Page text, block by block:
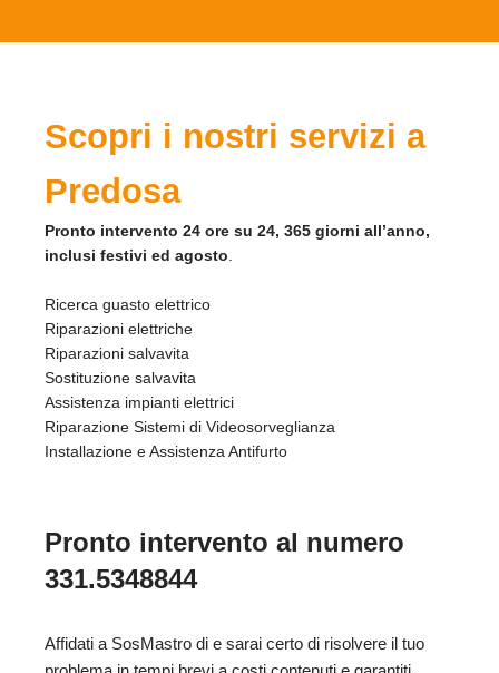
Scopri i nostri servizi a
Predosa
Pronto intervento 24 ore su 24, 365 giorni all’anno,
inclusi festivi ed agosto
Ricerca guasto elettrico
Riparazioni elettriche
Riparazioni salvavita
Sostituzione salvavita
Assistenza impianti elettrici
Riparazione Sistemi di Videosorveglianza
Installazione e Assistenza Antifurto
Pronto intervento al numero
331.5348844
Affidati a SosMastro di e sarai certo di risolvere il tuo